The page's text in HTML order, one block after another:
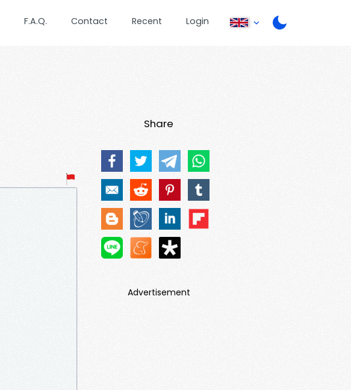
F.A.Q. Contact Recent Login
Share
Advertisement